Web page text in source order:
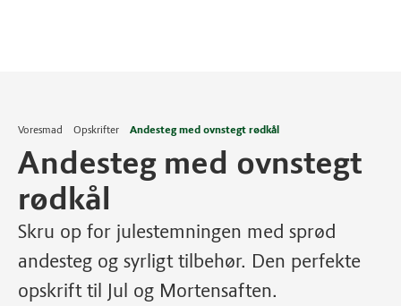
Voresmad Opskrifter Andesteg med ovnstegt rødkål
Andesteg med ovnstegt
rødkål
Skru op for julestemningen med sprød
andesteg og syrligt tilbehør. Den perfekte
opskrift til Jul og Mortensaften.